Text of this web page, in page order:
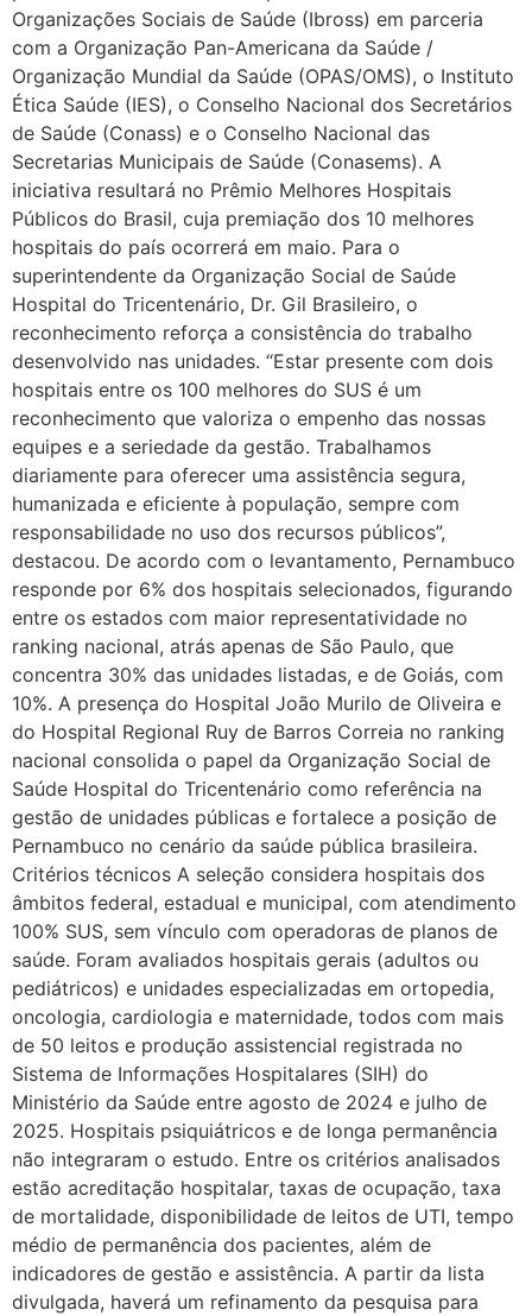
Organizações Sociais de Saúde (Ibross) em parceria
com a Organização Pan-Americana da Saúde /
Organização Mundial da Saúde (OPAS/OMS), o Instituto
Ética Saúde (IES), o Conselho Nacional dos Secretários
de Saúde (Conass) e o Conselho Nacional das
Secretarias Municipais de Saúde (Conasems). A
iniciativa resultará no Prêmio Melhores Hospitais
Públicos do Brasil, cuja premiação dos 10 melhores
hospitais do país ocorrerá em maio. Para o
superintendente da Organização Social de Saúde
Hospital do Tricentenário, Dr. Gil Brasileiro, o
reconhecimento reforça a consistência do trabalho
desenvolvido nas unidades. “Estar presente com dois
hospitais entre os 100 melhores do SUS é um
reconhecimento que valoriza o empenho das nossas
equipes e a seriedade da gestão. Trabalhamos
diariamente para oferecer uma assistência segura,
humanizada e eficiente à população, sempre com
responsabilidade no uso dos recursos públicos”,
destacou. De acordo com o levantamento, Pernambuco
responde por 6% dos hospitais selecionados, figurando
entre os estados com maior representatividade no
ranking nacional, atrás apenas de São Paulo, que
concentra 30% das unidades listadas, e de Goiás, com
10%. A presença do Hospital João Murilo de Oliveira e
do Hospital Regional Ruy de Barros Correia no ranking
nacional consolida o papel da Organização Social de
Saúde Hospital do Tricentenário como referência na
gestão de unidades públicas e fortalece a posição de
Pernambuco no cenário da saúde pública brasileira.
Critérios técnicos A seleção considera hospitais dos
âmbitos federal, estadual e municipal, com atendimento
100% SUS, sem vínculo com operadoras de planos de
saúde. Foram avaliados hospitais gerais (adultos ou
pediátricos) e unidades especializadas em ortopedia,
oncologia, cardiologia e maternidade, todos com mais
de 50 leitos e produção assistencial registrada no
Sistema de Informações Hospitalares (SIH) do
Ministério da Saúde entre agosto de 2024 e julho de
2025. Hospitais psiquiátricos e de longa permanência
não integraram o estudo. Entre os critérios analisados
estão acreditação hospitalar, taxas de ocupação, taxa
de mortalidade, disponibilidade de leitos de UTI, tempo
médio de permanência dos pacientes, além de
indicadores de gestão e assistência. A partir da lista
divulgada, haverá um refinamento da pesquisa para